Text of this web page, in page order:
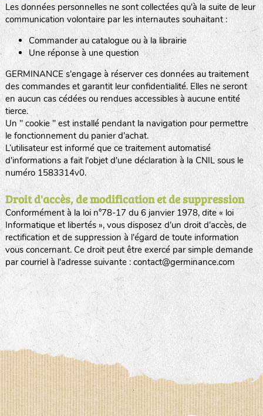
Les données personnelles ne sont collectées qu'à la suite de leur
communication volontaire par les internautes souhaitant :
Commander au catalogue ou à la librairie
Une réponse à une question
GERMINANCE s'engage à réserver ces données au traitement
des commandes et garantit leur confidentialité. Elles ne seront
en aucun cas cédées ou rendues accessibles à aucune entité
tierce.
Un " cookie " est installé pendant la navigation pour permettre
le fonctionnement du panier d'achat.
L’utilisateur est informé que ce traitement automatisé
d'informations a fait l'objet d'une déclaration à la CNIL sous le
numéro 1583314v0.
Droit d'accès, de modification et de suppression
Conformément à la loi n°78-17 du 6 janvier 1978, dite « loi
Informatique et libertés », vous disposez d'un droit d'accès, de
rectification et de suppression à l'égard de toute information
vous concernant. Ce droit peut être exercé par simple demande
par courriel à l'adresse suivante : contact@germinance.com